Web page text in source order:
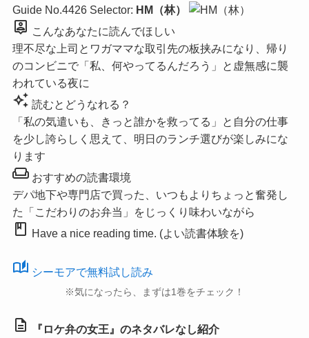
Guide No.4426 Selector: HM（林）
person_pin
こんなあなたに読んでほしい
理不尽な上司とワガママな取引先の板挟みになり、帰り
のコンビニで「私、何やってるんだろう」と虚無感に襲
われている夜に
auto_awesome 読むとどうなれる？
「私の気遣いも、きっと誰かを救ってる」と自分の仕事
を少し誇らしく思えて、明日のランチ選びが楽しみにな
ります
weekendおすすめの読書環境
デパ地下や専門店で買った、いつもよりちょっと奮発し
た「こだわりのお弁当」をじっくり味わいながら
book Have a nice reading time. (よい読書体験を)
auto_stories シーモアで無料試し読み
※気になったら、まずは1巻をチェック！
description
『ロケ弁の女王』のネタバレなし紹介